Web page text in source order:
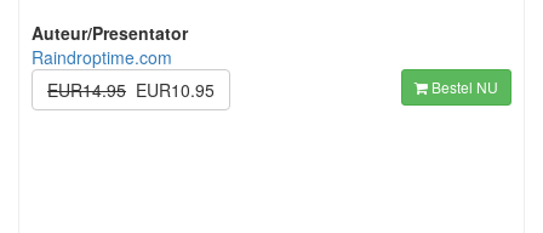
Auteur/Presentator
Raindroptime.com
EUR14.95 EUR10.95 Bestel NU